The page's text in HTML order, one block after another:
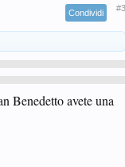
Condividi #3
Benedetto avete una